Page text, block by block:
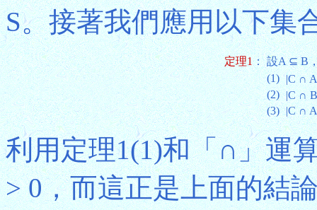
S。接著我們應用以下集
定理1： 設A ⊆ B
(1) |C ∩
(2) |C ∩
(3) |C ∩
利用定理1(1)和「∩」運
> 0，而這正是上面的結